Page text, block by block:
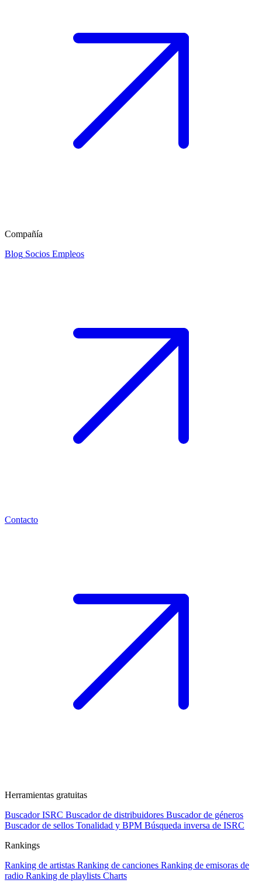
Compañía
Blog Socios Empleos
Contacto
Herramientas gratuitas
Buscador ISRC Buscador de distribuidores Buscador de géneros
Buscador de sellos Tonalidad y BPM Búsqueda inversa de ISRC
Rankings
Ranking de artistas Ranking de canciones Ranking de emisoras de
radio Ranking de playlists Charts